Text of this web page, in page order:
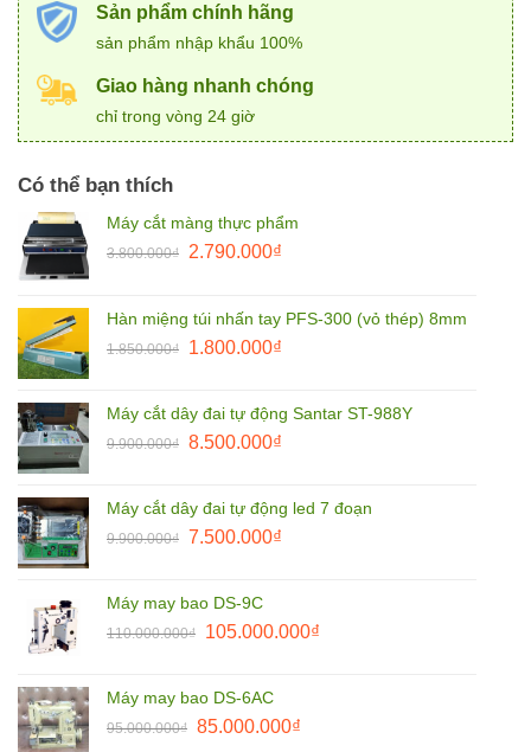
Sản phẩm chính hãng
sản phẩm nhập khẩu 100%
Giao hàng nhanh chóng
chỉ trong vòng 24 giờ
Có thể bạn thích
Máy cắt màng thực phẩm
3.800.000₫
Giá
3.800.000₫.
2.790.000₫Giá
là:
2.790.000₫.
Hàn miệng túi nhấn tay PFS-300 (vỏ thép) 8mm
1.850.000₫
Giá
1.850.000₫.
1.800.000₫Giá
là:
1.800.000₫.
Máy cắt dây đai tự động Santar ST-988Y
9.900.000₫ Giá
9.900.000₫.
8.500.000₫Giá
là:
8.500.000₫.
Máy cắt dây đai tự động led 7 đoạn
9.900.000₫ Giá
9.900.000₫.
7.500.000₫Giá
7.500.000₫.
Máy may bao DS-9C
110.000.000₫
Giá
110.000.000₫.
105.000.000₫Giá
Máy may bao DS-6AC
95.000.000₫ Giá
85.000.000₫Giá